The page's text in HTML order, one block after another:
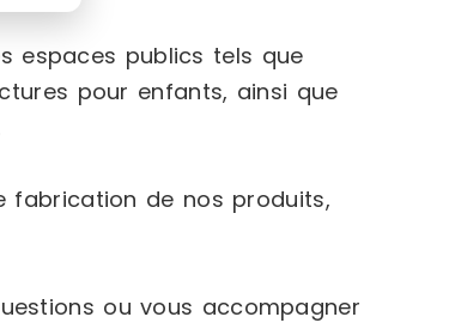
espaces publics tels que
pour enfants, ainsi que
fabrication de nos produits,
ou vous accompagner